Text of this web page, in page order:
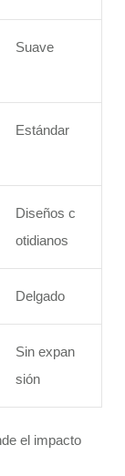
Suave
Estándar
Diseños c
otidianos
Delgado
Sin expan
sión
el impacto